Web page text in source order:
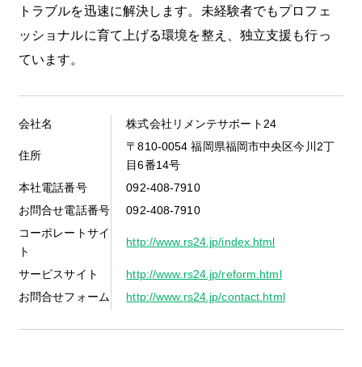
トラブルを迅速に解決します。未経験者でもプロフェ
ッショナルに育て上げる環境を整え、独立支援も行っ
ています。
会社名 株式会社リメンテサポート24
住所
〒810-0054 福岡県福岡市中央区今川2丁
目6番14号
本社電話番号
092-408-7910
お問合せ電話番号
092-408-7910
コーポレートサイ
ト
http://www.rs24.jp/index.html
サービスサイト
http://www.rs24.jp/reform.html
お問合せフォーム
http://www.rs24.jp/contact.html